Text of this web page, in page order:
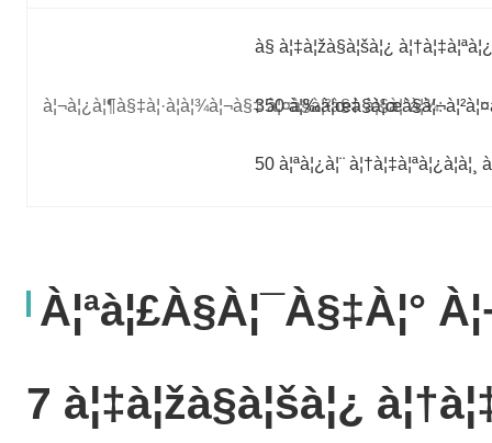
à¦¬à¦¿à¦¶à§‡à¦·à¦­à¦¾à¦¬à§‡ à¦¤à§à¦²à§‡ à¦§à¦°à¦¾:
à§­ à¦‡à¦žà§à¦šà¦¿
350
50 à¦ªà¦¿à¦¨ à¦†à¦‡à¦ªà¦¿à¦à¦¸
À¦ªà¦£à§à¦¯à§‡à¦°
7 à¦‡à¦žà§à¦šà¦¿